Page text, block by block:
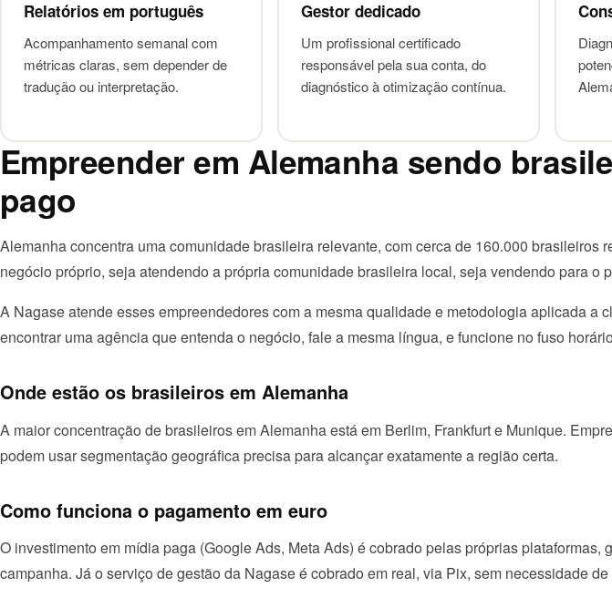
Relatórios em português
Acompanhamento semanal com
métricas claras, sem depender de
tradução ou interpretação.
Gestor dedicado
Um profissional certificado
responsável pela sua conta, do
diagnóstico à otimização contínua.
Empreender em Alemanha sendo
pago
Alemanha concentra uma comunidade brasileira relevante, com cerca de 160.000
negócio próprio, seja atendendo a própria comunidade brasileira local, seja vendendo para o
A Nagase atende esses empreendedores com a mesma qualidade e metodologia aplicada a
encontrar uma agência que entenda o negócio, fale a mesma língua, e funcione no fuso
Onde estão os brasileiros em Alemanha
A maior concentração de brasileiros em Alemanha está em Berlim, Frankfurt e Munique.
podem usar segmentação geográfica precisa para alcançar exatamente a região certa.
Como funciona o pagamento em euro
O investimento em mídia paga (Google Ads, Meta Ads) é cobrado pelas próprias
campanha. Já o serviço de gestão da Nagase é cobrado em real, via Pix, sem necessidade